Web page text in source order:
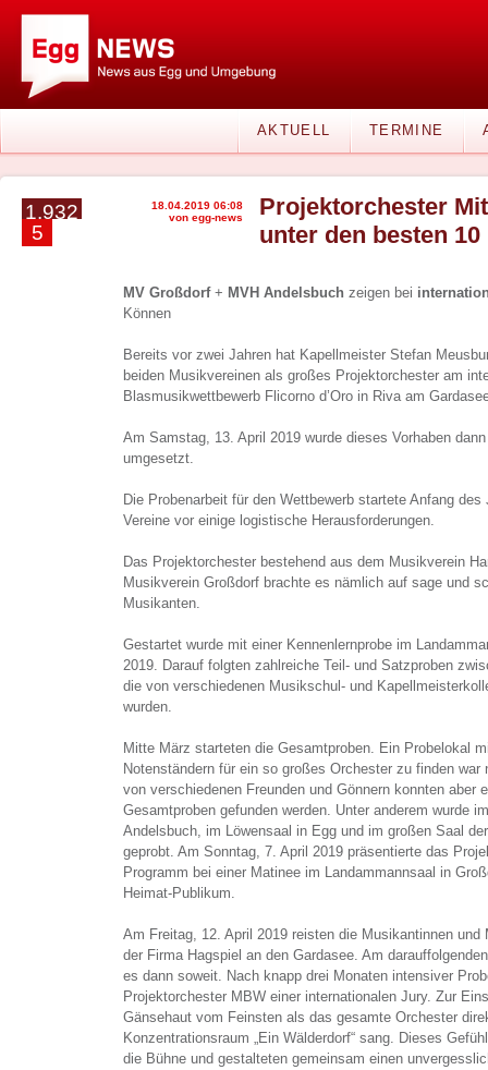
AKTUELL TERMINE
1.932
5
18.04.2019 06:08
von egg-news
Projektorchester
unter den besten
MV Großdorf+ MVH Andelsbuch zeigen bei
Können
Bereits vor zwei Jahren hat Kapellmeister Stefan
beiden Musikvereinen als großes Projektorchester am
Blasmusikwettbewerb Flicorno d’Oro in Riva am
Am Samstag, 13. April 2019 wurde dieses Vorhaben
umgesetzt.
Die Probenarbeit für den Wettbewerb startete Anfang
Vereine vor einige logistische Herausforderungen.
Das Projektorchester bestehend aus dem Musikverein
Musikverein Großdorf brachte es nämlich auf sage und
Musikanten.
Gestartet wurde mit einer Kennenlernprobe im
2019. Darauf folgten zahlreiche Teil- und Satzproben
die von verschiedenen Musikschul- und
wurden.
Mitte März starteten die Gesamtproben. Ein Probelokal
Notenständern für ein so großes Orchester zu finden
von verschiedenen Freunden und Gönnern konnten aber
Gesamtproben gefunden werden. Unter anderem wurde
Andelsbuch, im Löwensaal in Egg und im großen Saal
geprobt. Am Sonntag, 7. April 2019 präsentierte das
Programm bei einer Matinee im Landammannsaal in
Heimat-Publikum.
Am Freitag, 12. April 2019 reisten die Musikantinnen
der Firma Hagspiel an den Gardasee. Am
es dann soweit. Nach knapp drei Monaten intensiver
Projektorchester MBW einer internationalen Jury. Zur
Gänsehaut vom Feinsten als das gesamte Orchester
Konzentrationsraum „Ein Wälderdorf“ sang. Dieses
die Bühne und gestalteten gemeinsam einen